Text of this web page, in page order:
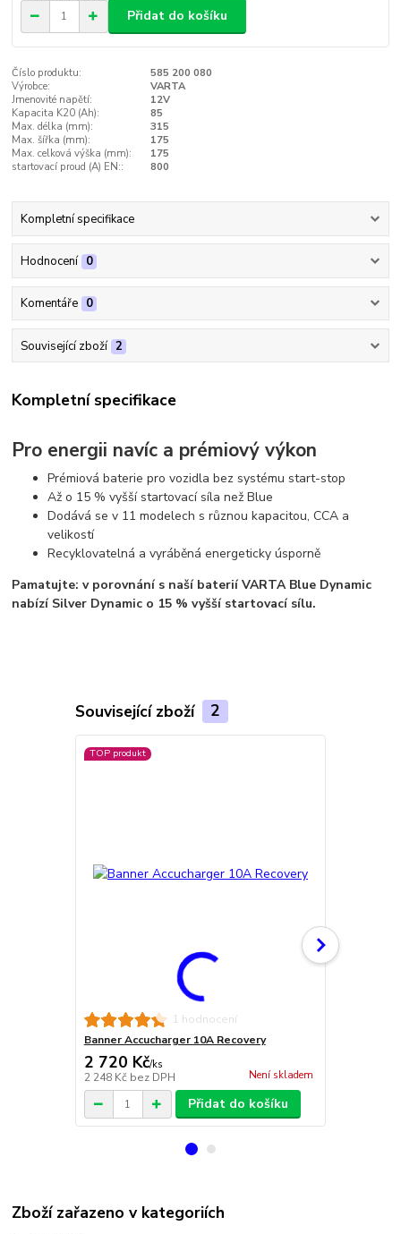
Přidat do košíku
Číslo produktu:
585 200 080
Výrobce:
VARTA
Jmenovité napětí:
12V
Kapacita K20 (Ah):
85
Max. délka (mm):
315
Max. šířka (mm):
175
Max. celková výška (mm):
175
startovací proud (A) EN::
800
Kompletní specifikace
Hodnocení 0
Komentáře 0
Související zboží 2
Kompletní specifikace
Pro energii navíc a prémiový výkon
Prémiová baterie pro vozidla bez systému start-stop
Až o 15 % vyšší startovací síla než Blue
Dodává se v 11 modelech s různou kapacitou, CCA a
velikostí
Recyklovatelná a vyráběná energeticky úsporně
Pamatujte: v porovnání s naší baterií VARTA Blue Dynamic
nabízí Silver Dynamic o 15 % vyšší startovací sílu.
Související zboží 2
TOP produkt
1 hodnocení
Banner Accucharger 10A Recovery
2 720 Kč/ks
2 248 Kč bez DPH Není skladem
Přidat do košíku
Zboží zařazeno v kategoriích